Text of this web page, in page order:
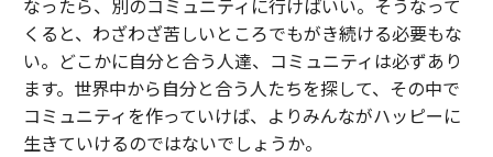
なったら、別のコミュニティに行けばいい。そうなって
くると、わざわざ苦しいところでもがき続ける必要もな
い。どこかに自分と合う人達、コミュニティは必ずあり
ます。世界中から自分と合う人たちを探して、その中で
コミュニティを作っていけば、よりみんながハッピーに
生きていけるのではないでしょうか。